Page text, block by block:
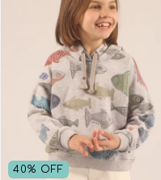
40% OFF